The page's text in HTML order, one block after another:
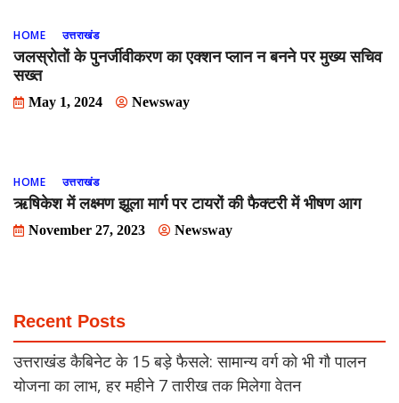
HOME उत्तराखंड
जलस्रोतों के पुनर्जीवीकरण का एक्शन प्लान न बनने पर मुख्य सचिव
सख्त
May 1, 2024 Newsway
HOME उत्तराखंड
ऋषिकेश में लक्ष्मण झूला मार्ग पर टायरों की फैक्टरी में भीषण आग
November 27, 2023 Newsway
Recent Posts
उत्तराखंड कैबिनेट के 15 बड़े फैसले: सामान्य वर्ग को भी गौ पालन
योजना का लाभ, हर महीने 7 तारीख तक मिलेगा वेतन